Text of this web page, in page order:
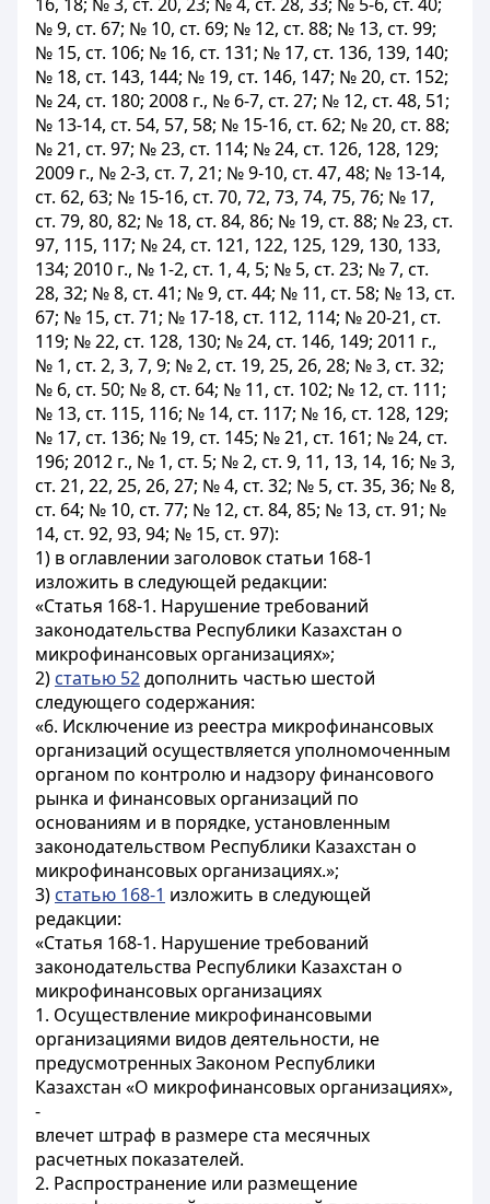
№ 9, ст. 67; № 10, ст. 69; № 12, ст. 88; № 13, ст. 99;
№ 15, ст. 106; № 16, ст. 131; № 17, ст. 136, 139, 140;
№ 18, ст. 143, 144; № 19, ст. 146, 147; № 20, ст. 152;
№ 24, ст. 180; 2008 г., № 6-7, ст. 27; № 12, ст. 48, 51;
№ 13-14, ст. 54, 57, 58; № 15-16, ст. 62; № 20, ст. 88;
№ 21, ст. 97; № 23, ст. 114; № 24, ст. 126, 128, 129;
2009 г., № 2-3, ст. 7, 21; № 9-10, ст. 47, 48; № 13-14,
ст. 62, 63; № 15-16, ст. 70, 72, 73, 74, 75, 76; № 17,
ст. 79, 80, 82; № 18, ст. 84, 86; № 19, ст. 88; № 23, ст.
97, 115, 117; № 24, ст. 121, 122, 125, 129, 130, 133,
134; 2010 г., № 1-2, ст. 1, 4, 5; № 5, ст. 23; № 7, ст.
28, 32; № 8, ст. 41; № 9, ст. 44; № 11, ст. 58; № 13, ст.
67; № 15, ст. 71; № 17-18, ст. 112, 114; № 20-21, ст.
119; № 22, ст. 128, 130; № 24, ст. 146, 149; 2011 г.,
№ 1, ст. 2, 3, 7, 9; № 2, ст. 19, 25, 26, 28; № 3, ст. 32;
№ 6, ст. 50; № 8, ст. 64; № 11, ст. 102; № 12, ст. 111;
№ 13, ст. 115, 116; № 14, ст. 117; № 16, ст. 128, 129;
№ 17, ст. 136; № 19, ст. 145; № 21, ст. 161; № 24, ст.
196; 2012 г., № 1, ст. 5; № 2, ст. 9, 11, 13, 14, 16; № 3,
ст. 21, 22, 25, 26, 27; № 4, ст. 32; № 5, ст. 35, 36; № 8,
ст. 64; № 10, ст. 77; № 12, ст. 84, 85; № 13, ст. 91; №
14, ст. 92, 93, 94; № 15, ст. 97):
1) в оглавлении заголовок статьи 168-1
изложить в следующей редакции:
«Статья 168-1. Нарушение требований
законодательства Республики Казахстан о
микрофинансовых организациях»;
2) статью 52дополнить частью шестой
следующего содержания:
«6. Исключение из реестра микрофинансовых
организаций осуществляется уполномоченным
органом по контролю и надзору финансового
рынка и финансовых организаций по
основаниям и в порядке, установленным
законодательством Республики Казахстан о
микрофинансовых организациях.»;
3) статью 168-1 изложить в следующей
редакции:
«Статья 168-1. Нарушение требований
законодательства Республики Казахстан о
микрофинансовых организациях
1. Осуществление микрофинансовыми
организациями видов деятельности, не
предусмотренных Законом Республики
Казахстан «О микрофинансовых организациях»,
-
влечет штраф в размере ста месячных
расчетных показателей.
2. Распространение или размещение